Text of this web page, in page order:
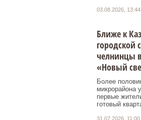
03.08.2026, 13:44
Ближе к
городской
челнинцы
«Новый
Более
микрорайона
первые
готовый
31.07.2026, 11:00